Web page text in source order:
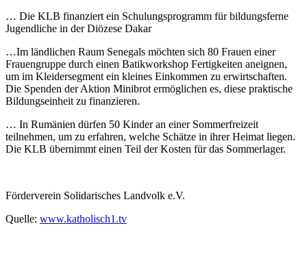
… Die KLB finanziert ein Schulungsprogramm für bildungsferne
Jugendliche in der Diözese Dakar
…Im ländlichen Raum Senegals möchten sich 80 Frauen einer
Frauengruppe durch einen Batikworkshop Fertigkeiten aneignen,
um im Kleidersegment ein kleines Einkommen zu erwirtschaften.
Die Spenden der Aktion Minibrot ermöglichen es, diese praktische
Bildungseinheit zu finanzieren.
… In Rumänien dürfen 50 Kinder an einer Sommerfreizeit
teilnehmen, um zu erfahren, welche Schätze in ihrer Heimat liegen.
Die KLB übernimmt einen Teil der Kosten für das Sommerlager.
Förderverein Solidarisches Landvolk e.V.
Quelle: www.katholisch1.tv